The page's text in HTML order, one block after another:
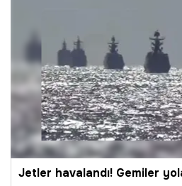
Jetler havalandı! Gemiler